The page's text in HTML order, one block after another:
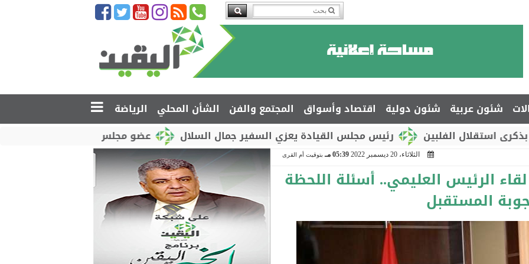
شئون عربية شئون دولية اقتصاد وأسواق المجتمع والفن الشأن المحلي
الرياضة
عضو مجلس القيادة محمود الصبيحي يدشّن
رئيس مجلس القيادة يعزي السفير جمال السلال الفلبين
الثلاثاء، 20 ديسمبر 2022 05:39 مـ بتوقيت أم القرى
الرئيس العليمي.. أسئلة اللحظة
المستقبل